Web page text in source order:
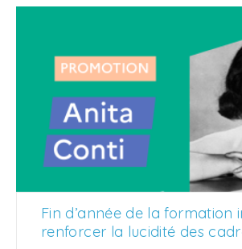
Fin d’année de la formation
renforcer la lucidité des